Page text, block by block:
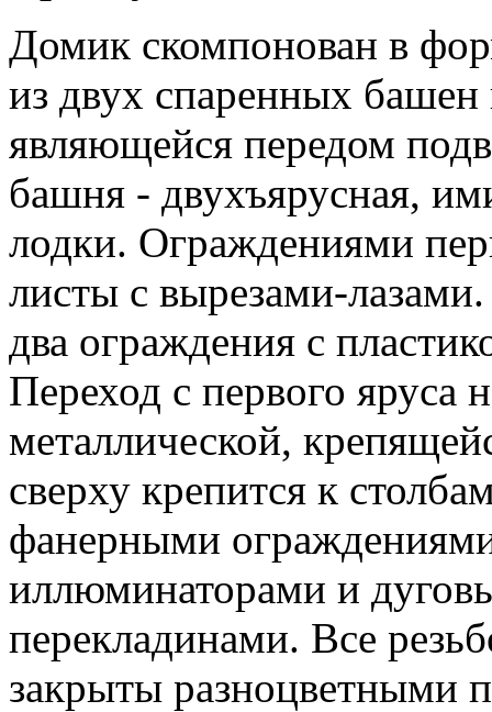
Домик скомпонован в
из двух спаренных
являющейся передом
башня - двухъярусная,
лодки. Ограждениями
листы с вырезами-
два ограждения с
Переход с первого яруса
металлической,
сверху крепится к
фанерными
иллюминаторами и
перекладинами. Все
закрыты разноцветными